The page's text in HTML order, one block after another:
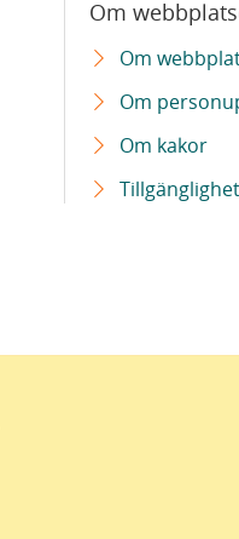
Om
Om
Om
Om kakor